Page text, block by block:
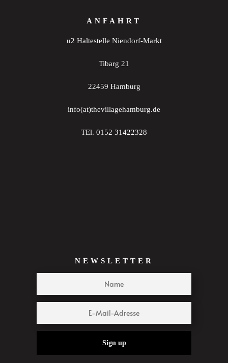
ANFAHRT
u2 Haltestelle Niendorf-Markt
Tibarg 21
22459 Hamburg
info(at)thevillagehamburg.de
TEl. 0152 31422328
NEWSLETTER
Sign up